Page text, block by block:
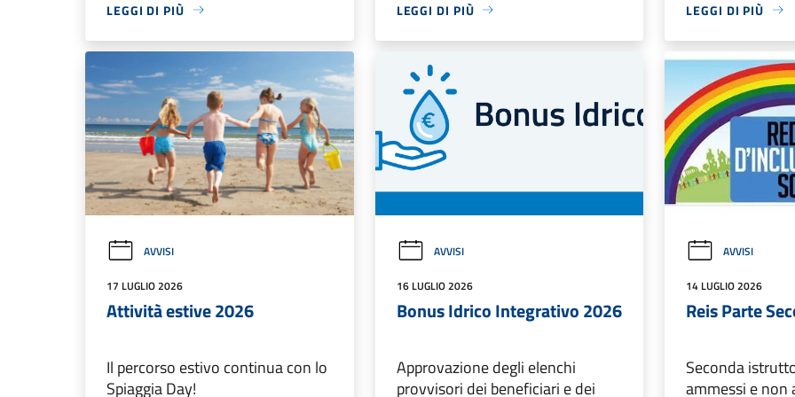
LEGGI DI PIÙ LEGGI DI PIÙ LEGGI DI PIÙ
AVVISI
17 LUGLIO 2026
Attività estive 2026
Il percorso estivo continua con lo
Spiaggia Day!
AVVISI
16 LUGLIO 2026
Bonus Idrico Integrativo 2026
Approvazione degli elenchi
provvisori dei beneficiari e dei
AVVISI
14 LUGLIO 2026
Reis Parte
Seconda
ammessi e non